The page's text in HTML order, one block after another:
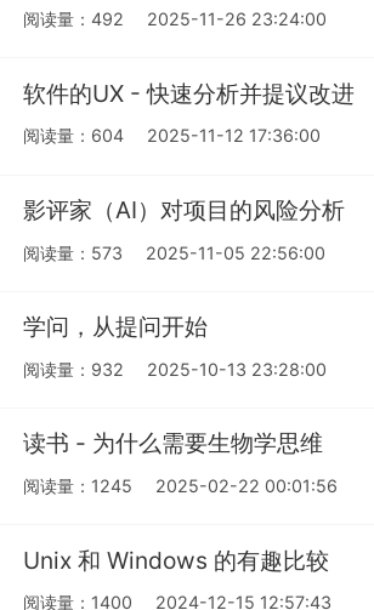
阅读量：492 2025-11-26 23:24:00
软件的UX - 快速分析并提议改进
阅读量：604 2025-11-12 17:36:00
影评家（AI）对项目的风险分析
阅读量：573 2025-11-05 22:56:00
学问，从提问开始
阅读量：932 2025-10-13 23:28:00
读书 - 为什么需要生物学思维
阅读量：1245 2025-02-22 00:01:56
Unix 和 Windows 的有趣比较
阅读量：1400 2024-12-15 12:57:43